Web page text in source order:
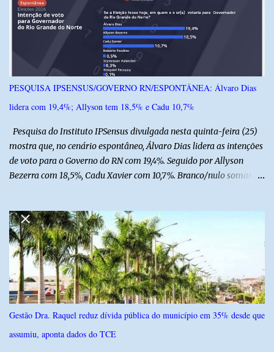
precisou ser levado a um hospital depois de perder a capacidade
de andar normalmente. “Eu não estou conseguindo nem me
levantar direito da cama. É um processo muito dolorido”, relatou o
humorista. Durante o atendimento médico, o humorista foi
diagnosticado com “bico de papagaio” na região da coluna. De
acordo com ele, os laudos médicos já foram encaminhados à
equipe responsável, que acompanha o tratamento. Zé Lezin
afirmou ainda que está passando por um tratamento intenso, com
revelou ...
PESQUISA IPSENSUS/GOVERNO RN/ESPONTÂNEA: Álvaro Dias
lidera com 19,4%; Allyson tem 18,5% e Cadu 10,7%
Pesquisa do Instituto IPSensus divulgada nesta quinta-feira (25)
mostra que, no cenário espontâneo, Álvaro Dias lidera as intenções
de voto para o Governo do RN com 19,4%. Seguido por Allyson
Bezerra com 18,5%, Cadu Xavier com 10,7%. Branco/nulo somaram
do Norte entre os dias 18 e 22 de junho de 2026. O levantamento
possui margem de erro de 2,5 pontos percentuais e nível de
confiança de 95%. Registro no TSE: RN-09520/2026
Gestão Dra. Raquel reduz dívida pública do município em 35% desde que
assumiu, aponta dados do TCE